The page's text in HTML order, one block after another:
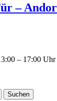
–
– 17:00